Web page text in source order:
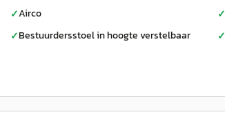
✓Airco ✓
✓Bestuurdersstoel in hoogte verstelbaar ✓